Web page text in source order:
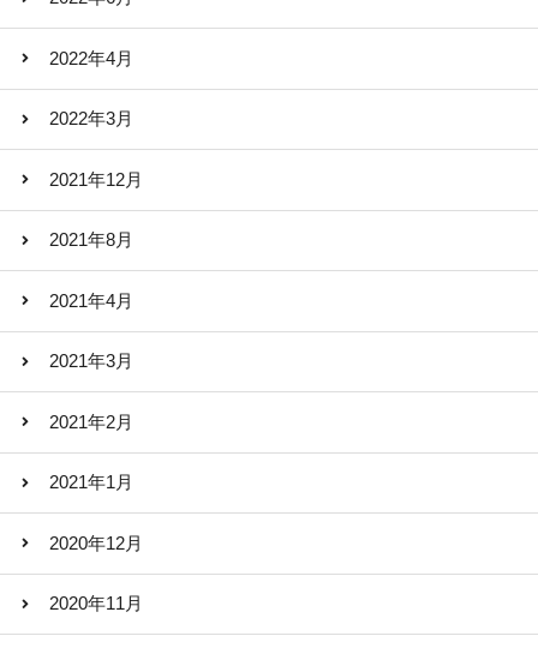
2022年4月
2022年3月
2021年12月
2021年8月
2021年4月
2021年3月
2021年2月
2021年1月
2020年12月
2020年11月